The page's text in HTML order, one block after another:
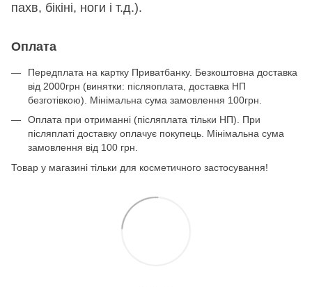
пахв, бікіні, ноги і т.д.).
Оплата
Передплата на картку Приватбанку. Безкоштовна доставка
від 2000грн (винятки: післяоплата, доставка НП
безготівкою). Мінімальна сума замовлення 100грн.
Оплата при отриманні (післяплата тільки НП). При
післяплаті доставку оплачує покупець. Мінімальна сума
замовлення від 100 грн.
Товар у магазині тільки для косметичного застосування!